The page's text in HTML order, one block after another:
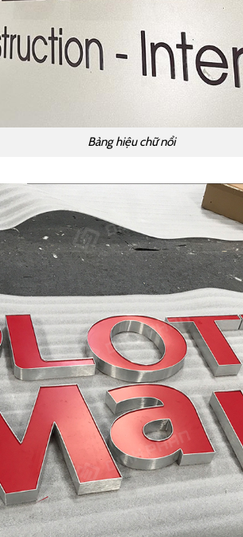
Bảng hiệu chữ nổi